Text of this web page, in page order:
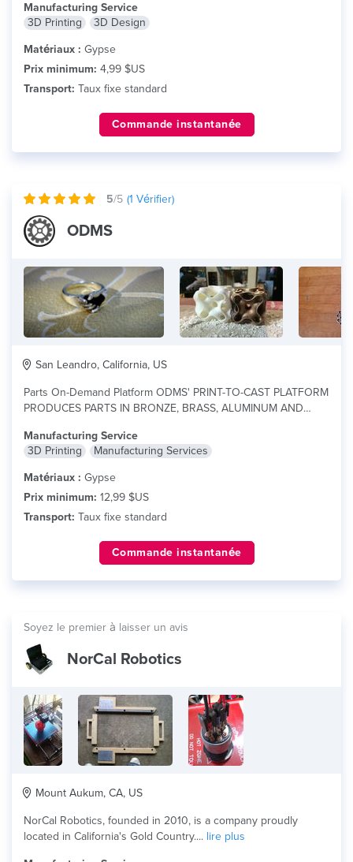
Manufacturing Service
3D Printing
3D Design
Matériaux : Gypse
Prix minimum: 4,99 $US
Transport: Taux fixe standard
Commande instantanée
5/5 (1 Vérifier)
ODMS
San Leandro, California, US
Parts On-Demand Platform ODMS' PRINT-TO-CAST PLATFORM
PRODUCES PARTS IN BRONZE, BRASS, ALUMINUM AND
Manufacturing Service
3D Printing
Manufacturing Services
Matériaux : Gypse
Prix minimum: 12,99 $US
Transport: Taux fixe standard
Commande instantanée
Soyez le premier à laisser un avis
NorCal Robotics
Mount Aukum, CA, US
NorCal Robotics, founded in 2010, is a company proudly
located in California's Gold Country.... lire plus